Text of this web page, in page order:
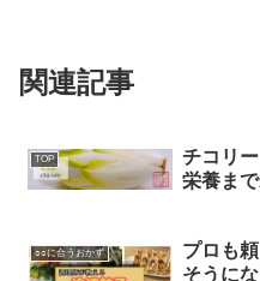
関連記事
TOP
チコリ
栄養ま
○○に合うおかず
プロも
そうに